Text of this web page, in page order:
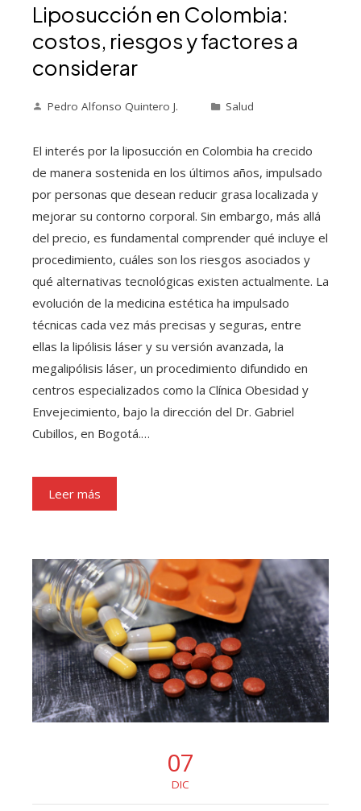
Liposucción en Colombia:
costos, riesgos y factores a
considerar
Pedro Alfonso Quintero J. Salud
El interés por la liposucción en Colombia ha crecido
de manera sostenida en los últimos años, impulsado
por personas que desean reducir grasa localizada y
mejorar su contorno corporal. Sin embargo, más allá
del precio, es fundamental comprender qué incluye el
procedimiento, cuáles son los riesgos asociados y
qué alternativas tecnológicas existen actualmente. La
evolución de la medicina estética ha impulsado
técnicas cada vez más precisas y seguras, entre
ellas la lipólisis láser y su versión avanzada, la
megalipólisis láser, un procedimiento difundido en
centros especializados como la Clínica Obesidad y
Envejecimiento, bajo la dirección del Dr. Gabriel
Cubillos, en Bogotá.…
Leer más
07
DIC